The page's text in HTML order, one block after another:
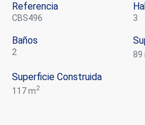
Referencia
CBS496 3
Baños
2
Superficie Construida
117 m2